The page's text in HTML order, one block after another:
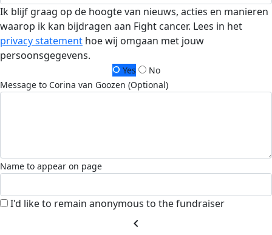
Ik blijf graag op de hoogte van nieuws, acties en manieren
waarop ik kan bijdragen aan Fight cancer. Lees in het
privacy statement hoe wij omgaan met jouw
persoonsgegevens.
Yes
No
Message to Corina van Goozen (Optional)
Name to appear on page
I'd like to remain anonymous to the fundraiser
chevron_left